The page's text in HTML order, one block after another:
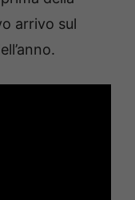
arrivo sul